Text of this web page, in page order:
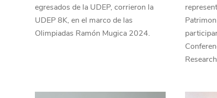
egresados de la UDEP, corrieron la
UDEP 8K, en el marco de las
Olimpiadas Ramón Mugica 2024.